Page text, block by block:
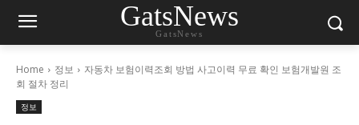
GatsNews
GatsNews
Home 정보
자동차 보험이력조회 방법 사고이력 무료 확인 보험개발원 조
회 절차 정리
정보